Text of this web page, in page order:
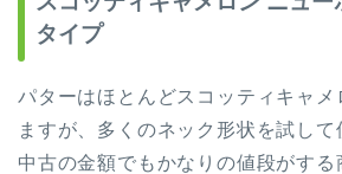
タイプ
パターはほとんどスコッティキャメ
ますが、多くのネック形状を試して
中古の金額でもかなりの値段がする